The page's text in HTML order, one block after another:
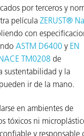
por terceros y
película ZERUST®
con
ASTM D6400 y EN
NACE TM0208 de
sustentabilidad y la
ir de la mano.
en ambientes de
tóxicos ni